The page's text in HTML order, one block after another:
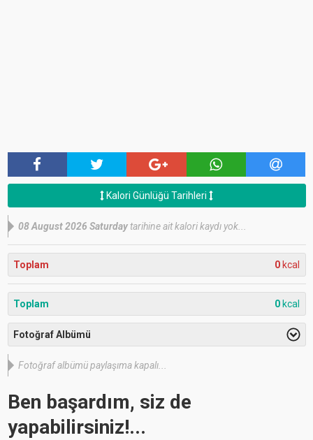
Kalori Günlüğü Tarihleri
08 August 2026 Saturdaytarihine ait kalori kaydı yok...
Toplam 0 kcal
Toplam 0 kcal
Fotoğraf Albümü
Fotoğraf albümü paylaşıma kapalı...
Ben başardım, siz de
yapabilirsiniz!...